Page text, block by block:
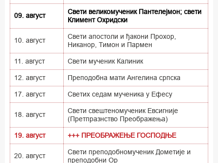
09. август
Свети великомученик Пантелејмон; свети
Климент Охридски
10. август
Свети апостоли и ђакони Прохор,
Никанор, Тимон и Пармен
11. август Свети мученик Калиник
12. август Преподобна мати Ангелина српска
17. август Светих седам мученика у Ефесу
18. август
Свети свештеномученик Евсигније
(Претпразнство Преображења)
19. август +++ ПРЕОБРАЖЕЊЕ ГОСПОДЊЕ
20. август
Свети преподобномученик Дометије и
преподобни Ор